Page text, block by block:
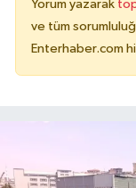
Yorum yazarak
ve tüm
Enterhaber.com